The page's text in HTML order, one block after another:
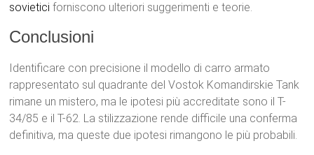
sovietici forniscono ulteriori suggerimenti e teorie.
Conclusioni
Identificare con precisione il modello di carro armato
rappresentato sul quadrante del Vostok Komandirskie Tank
rimane un mistero, ma le ipotesi più accreditate sono il T-
34/85 e il T-62. La stilizzazione rende difficile una conferma
definitiva, ma queste due ipotesi rimangono le più probabili.